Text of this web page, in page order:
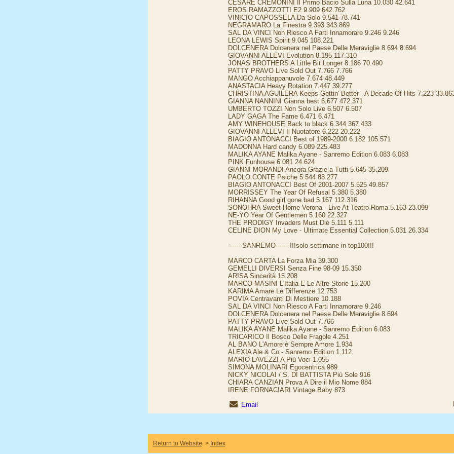
CESARE CREMONINI Il Primo Bacio Sulla Luna 10.030 42.641
EROS RAMAZZOTTI E2 9.909 642.762
VINICIO CAPOSSELA Da Solo 9.541 78.741
NEGRAMARO La Finestra 9.393 343.869
SAL DA VINCI Non Riesco A Farti Innamorare 9.246 9.246
LEONA LEWIS Spirit 9.045 108.221
DOLCENERA Dolcenera nel Paese Delle Meraviglie 8.694 8.694
GIOVANNI ALLEVI Evolution 8.195 117.310
JONAS BROTHERS A Little Bit Longer 8.186 70.490
PATTY PRAVO Live Sold Out 7.766 7.766
MANGO Acchiappanuvole 7.674 48.449
ANASTACIA Heavy Rotation 7.447 39.277
CHRISTINA AGUILERA Keeps Gettin' Better - A Decade Of Hits 7.223
GIANNA NANNINI Gianna best 6.677 472.371
UMBERTO TOZZI Non Solo Live 6.507 6.507
LADY GAGA The Fame 6.471 6.471
AMY WINEHOUSE Back to black 6.344 367.433
GIOVANNI ALLEVI Il Nuotatore 6.222 20.222
BIAGIO ANTONACCI Best of 1989-2000 6.182 105.571
MADONNA Hard candy 6.089 225.483
MALIKA AYANE Malika Ayane - Sanremo Edition 6.083 6.083
PINK Funhouse 6.081 24.624
GIANNI MORANDI Ancora Grazie a Tutti 5.645 35.209
PAOLO CONTE Psiche 5.544 88.277
BIAGIO ANTONACCI Best Of 2001-2007 5.525 49.857
MORRISSEY The Year Of Refusal 5.380 5.380
RIHANNA Good girl gone bad 5.167 112.316
SONOHRA Sweet Home Verona - Live At Teatro Roma 5.163 23.099
NE-YO Year Of Gentlemen 5.160 22.327
THE PRODIGY Invaders Must Die 5.111 5.111
CELINE DION My Love - Ultimate Essential Collection 5.031 26.334
-------SANREMO-------!!!solo settimane in top100!!!
MARCO CARTA La Forza Mia 39.300
GEMELLI DIVERSI Senza Fine 98-09 15.350
ARISA Sincerità 15.208
MARCO MASINI L'Italia E Le Altre Storie 15.200
KARIMA Amare Le Differenze 12.753
POVIA Centravanti Di Mestiere 10.188
SAL DA VINCI Non Riesco A Farti Innamorare 9.246
DOLCENERA Dolcenera nel Paese Delle Meraviglie 8.694
PATTY PRAVO Live Sold Out 7.766
MALIKA AYANE Malika Ayane - Sanremo Edition 6.083
TRICARICO Il Bosco Delle Fragole 4.251
AL BANO L'Amore è Sempre Amore 1.934
ALEXIA Ale & Co - Sanremo Edition 1.112
MARIO LAVEZZI A Più Voci 1.055
SIMONA MOLINARI Egocentrica 989
NICKY NICOLAI / S. DI BATTISTA Più Sole 916
CHIARA CANZIAN Prova A Dire il Mio Nome 884
IRENE FORNACIARI Vintage Baby 873
Email
Return to Website > Index